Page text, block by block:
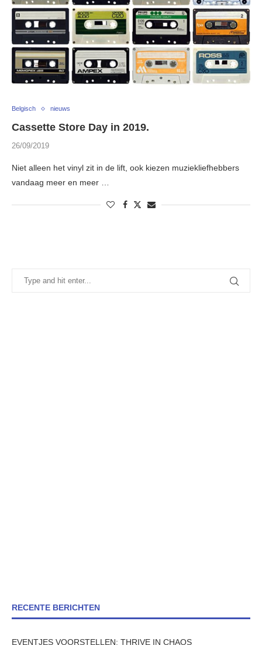
Belgisch nieuws
Cassette Store Day in 2019.
26/09/2019
Niet alleen het vinyl zit in de lift, ook kiezen muziekliefhebbers
vandaag meer en meer …
RECENTE BERICHTEN
EVENTJES VOORSTELLEN: THRIVE IN CHAOS